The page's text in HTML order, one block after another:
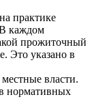
практике
каждом
прожиточный
Это указано в
власти.
нормативных